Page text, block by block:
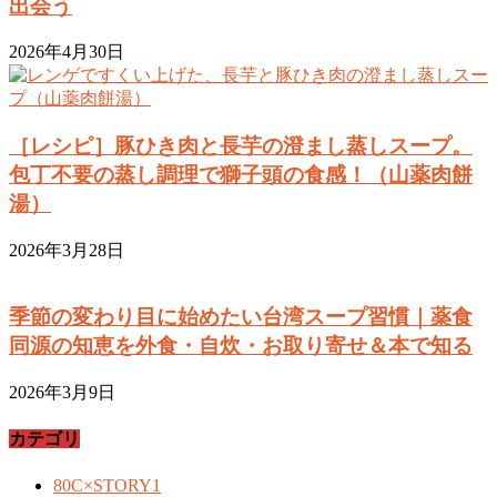
出会う
2026年4月30日
［レシピ］豚ひき肉と長芋の澄まし蒸しスープ。
包丁不要の蒸し調理で獅子頭の食感！（山薬肉餅
湯）
2026年3月28日
季節の変わり目に始めたい台湾スープ習慣｜薬食
同源の知恵を外食・自炊・お取り寄せ＆本で知る
2026年3月9日
カテゴリ
80C×STORY1